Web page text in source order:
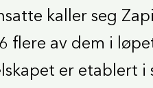
kaller seg
flere av dem i
er etablert i